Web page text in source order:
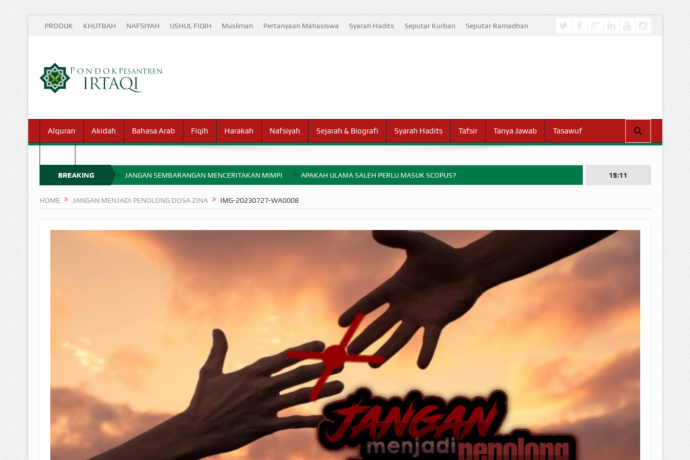
PRODUK KHUTBAH NAFSIYAH USHUL FIQIH Muslimah Pertanyaan Mahasiswa Syarah Hadits Seputar Kurban Seputar Ramadhan
Alquran Akidah Bahasa Arab Fiqih Harakah Nafsiyah Sejarah & Biografi Syarah Hadits Tafsir Tanya Jawab Tasawuf
BREAKING
NEWS
JANGAN SEMBARANGAN MENCERITAKAN MIMPI APAKAH ULAMA SALEH PERLU MASUK SCOPUS?
UANG HARAM BISA MENJADI HALAL JIKA SEBAB KEPEMILIKANNYA BERUBAH
HUKUM MEMBAYAR ZAKAT DENGAN CARA MENGANGSUR
15:11
HOME JANGAN MENJADI PENOLONG DOSA ZINA IMG-20230727-WA0008